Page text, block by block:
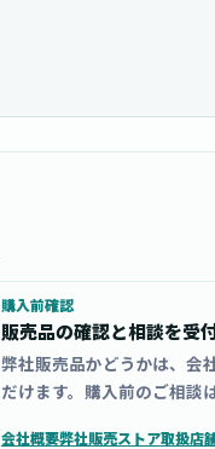
購入前確認
販売品の確認と相談を受
弊社販売品かどうかは、会
だけます。購入前のご相談
会社概要弊社販売ストア取扱店